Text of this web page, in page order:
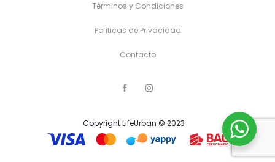
Términos y Condiciones
Políticas de Privacidad
Contacto
b
o
k
a
r
Copyright LifeUrban © 2023